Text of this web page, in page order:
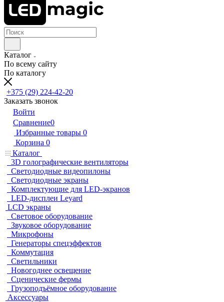
Каталог
По всему сайту
По каталогу
+375 (29) 224-42-20
Заказать звонок
Войти
Сравнение0
Избранные товары 0
Корзина 0
Каталог
3D голографические вентиляторы
Светодиодные видеопилоны
Светодиодные экраны
Комплектующие для LED-экранов
LED-дисплеи Leyard
LCD экраны
Световое оборудование
Звуковое оборудование
Микрофоны
Генераторы спецэффектов
Коммутация
Светильники
Новогоднее освещение
Сценические фермы
Грузоподъёмное оборудование
Аксессуары